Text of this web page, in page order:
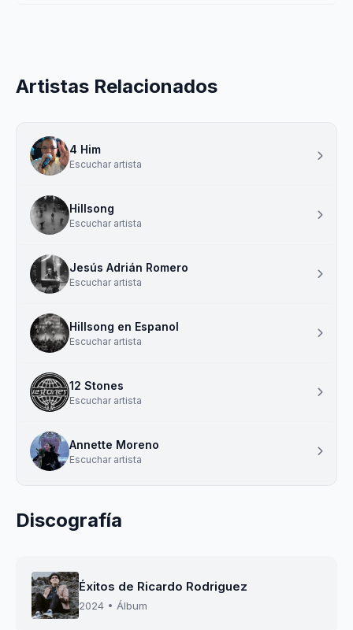
Artistas Relacionados
4 Him
Escuchar artista
Hillsong
Escuchar artista
Jesús Adrián Romero
Escuchar artista
Hillsong en Espanol
Escuchar artista
12 Stones
Escuchar artista
Annette Moreno
Escuchar artista
Discografía
Éxitos de Ricardo Rodriguez
2024 • Álbum